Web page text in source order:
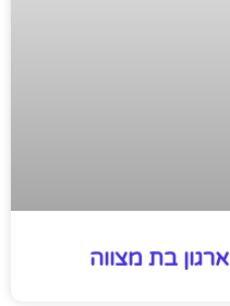
בת מצווה